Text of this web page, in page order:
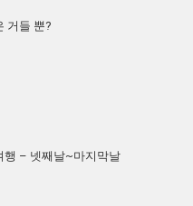
거들 뿐?
행 – 넷째날~마지막날